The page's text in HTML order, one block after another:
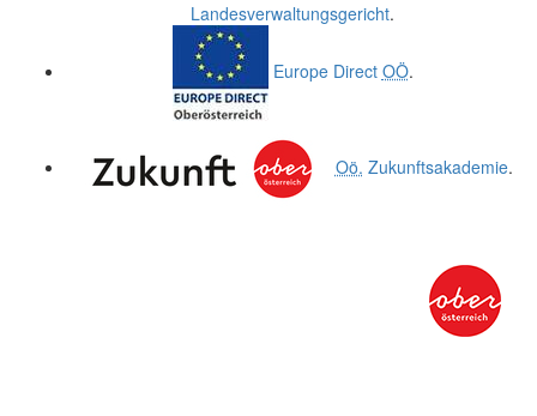
Landesverwaltungsgericht.
Europe Direct OÖ.
Oö. Zukunftsakademie.